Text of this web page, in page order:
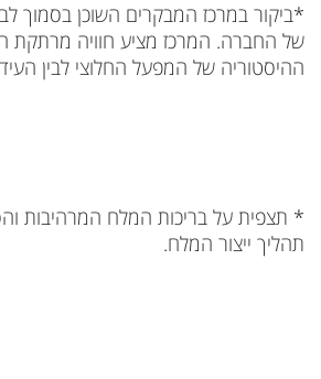
*ביקור במרכז המבקרים השוכן בסמוך
של החברה. המרכז מציע חוויה מרתקת
ההיסטוריה של המפעל החלוצי לבין
* תצפית על בריכות המלח המרהיבות
תהליך ייצור המלח.